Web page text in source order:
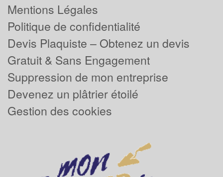
Mentions Légales
Politique de confidentialité
Devis Plaquiste – Obtenez un devis
Gratuit & Sans Engagement
Suppression de mon entreprise
Devenez un plâtrier étoilé
Gestion des cookies